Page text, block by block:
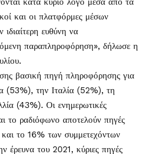
και οι πλατφόρμες μέσων
ιδιαίτερη ευθύνη να
παραπληροφόρηση», δήλωσε η
βασική πηγή πληροφόρησης για
(53%), την Ιταλία (52%), τη
(43%). Οι ενημερωτικές
το ραδιόφωνο αποτελούν πηγές
το 16% των συμμετεχόντων
έρευνα του 2021, κύριες πηγές